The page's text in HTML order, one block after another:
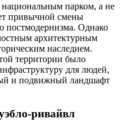
национальным парком, а не
привычной смены
постмодернизма. Однако
архитектурным
наследием.
территории было
для людей,
и подвижный ландшафт
ривайвл